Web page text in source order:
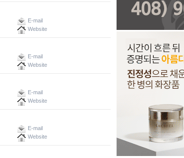
E-mail
Website
E-mail
Website
E-mail
Website
E-mail
Website